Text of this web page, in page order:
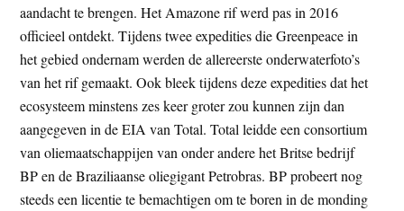
aandacht te brengen. Het Amazone rif werd pas in 2016
officieel ontdekt. Tijdens twee expedities die Greenpeace in
het gebied ondernam werden de allereerste onderwaterfoto’s
van het rif gemaakt. Ook bleek tijdens deze expedities dat het
ecosysteem minstens zes keer groter zou kunnen zijn dan
aangegeven in de EIA van Total. Total leidde een consortium
van oliemaatschappijen van onder andere het Britse bedrijf
BP en de Braziliaanse oliegigant Petrobras. BP probeert nog
steeds een licentie te bemachtigen om te boren in de monding